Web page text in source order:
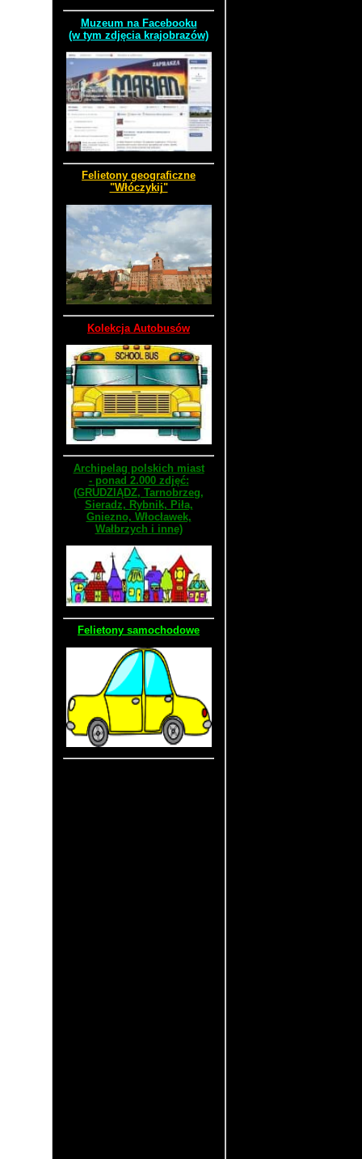
Muzeum na Facebooku
(w tym zdjęcia krajobrazów)
Felietony geograficzne
"Włóczykij"
Kolekcja Autobusów
Archipelag polskich miast
- ponad 2.000 zdjęć:
(GRUDZIĄDZ, Tarnobrzeg,
Sieradz, Rybnik, Piła,
Gniezno, Włocławek,
Wałbrzych i inne)
Felietony samochodowe